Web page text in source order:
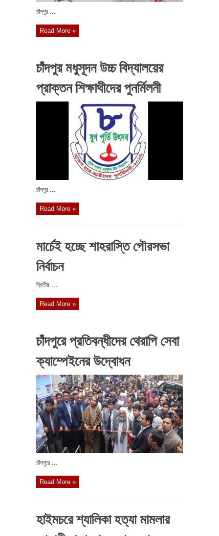
চাঁদপুর ...
Read More »
চাঁদপুর মধুসূদন উচ্চ বিদ্যালয়ের
প্রাক্তন শিক্ষাথীদের পুনর্মিলনী
চাঁদপুর ...
Read More »
মার্চেই হচ্ছে শাহরাস্তি পৌরসভা
নির্বাচন
দ্বিতীয় ...
Read More »
চাঁদপুরে প্রতিবন্ধীদের থেরাপি সেবা
ক্যাম্পেইনের উদ্বোধন
চাঁদপুরে ...
Read More »
হাইমচরে শ্যালিকা হত্যা মামলার